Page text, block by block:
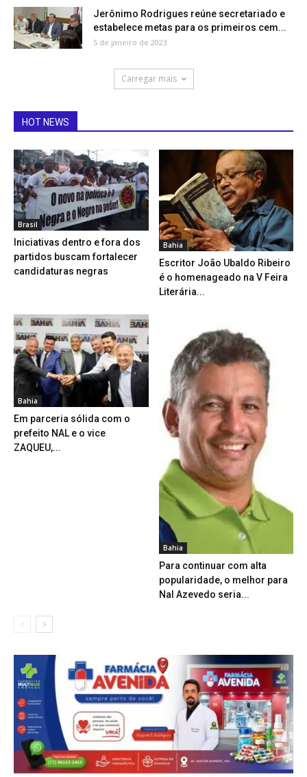
Jerônimo Rodrigues reúne secretariado e
estabelece metas para os primeiros cem...
5 de janeiro de 2023
Carregar mais
HOT NEWS
Brasil
Iniciativas dentro e fora dos
partidos buscam fortalecer
candidaturas negras
Bahia
Escritor João Ubaldo Ribeiro
é o homenageado na V Feira
Literária...
Bahia
Em parceria sólida com o
prefeito NAL e o vice
ZAQUEU,...
Bahia
Para continuar com alta
popularidade, o melhor para
Nal Azevedo seria...